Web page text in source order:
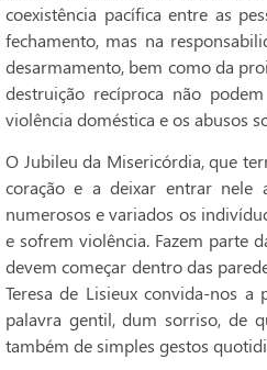
coexistência pacífica entre as
fechamento, mas na
desarmamento, bem como da
destruição recíproca não
violência doméstica e os abusos
O Jubileu da Misericórdia, que
coração e a deixar entrar nele
numerosos e variados os
e sofrem violência. Fazem parte
devem começar dentro das
Teresa de Lisieux convida-nos
palavra gentil, dum sorriso, de
também de simples gestos